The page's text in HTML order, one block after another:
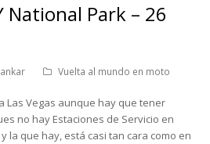
National Park – 26
Vuelta al mundo en moto
Las Vegas aunque hay que tener
no hay Estaciones de Servicio en
la que hay, está casi tan cara como en